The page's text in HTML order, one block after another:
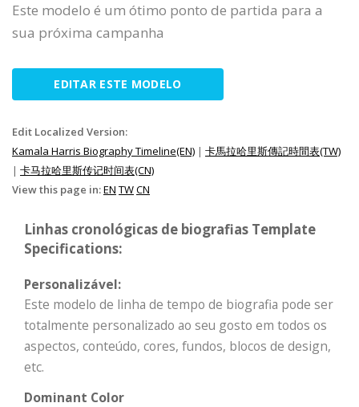
Este modelo é um ótimo ponto de partida para a
sua próxima campanha
EDITAR ESTE MODELO
Edit Localized Version:
Kamala Harris Biography Timeline(EN) | 卡馬拉哈里斯傳記時間表(TW)
| 卡马拉哈里斯传记时间表(CN)
View this page in:EN TWCN
Linhas cronológicas de biografias Template
Specifications:
Personalizável:
Este modelo de linha de tempo de biografia pode ser
totalmente personalizado ao seu gosto em todos os
aspectos, conteúdo, cores, fundos, blocos de design,
etc.
Dominant Color